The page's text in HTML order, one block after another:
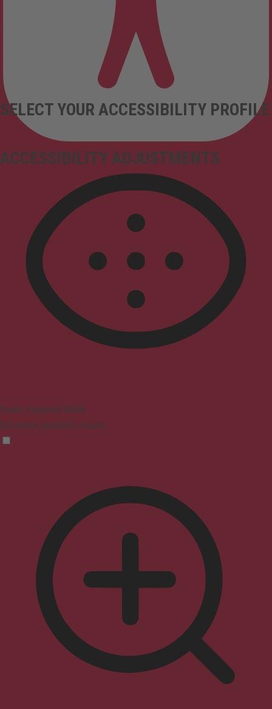
ACCESSIBILITY ADJUSTMENTS
SELECT YOUR ACCESSIBILITY PROFILE
Vision Impaired Mode
Enhances website's visuals